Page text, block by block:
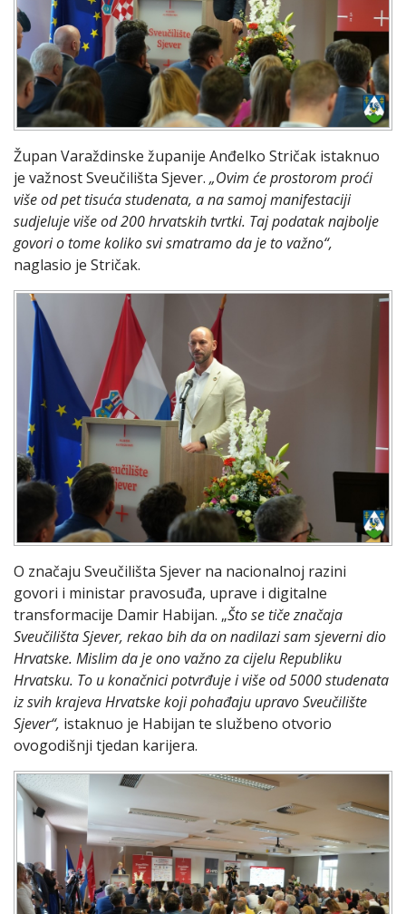
Župan Varaždinske županije Anđelko Stričak istaknuo
je važnost Sveučilišta Sjever. „Ovim će prostorom proći
više od pet tisuća studenata, a na samoj manifestaciji
sudjeluje više od 200 hrvatskih tvrtki. Taj podatak najbolje
govori o tome koliko svi smatramo da je to važno“,
naglasio je Stričak.
O značaju Sveučilišta Sjever na nacionalnoj razini
govori i ministar pravosuđa, uprave i digitalne
transformacije Damir Habijan. „Što se tiče značaja
Sveučilišta Sjever, rekao bih da on nadilazi sam sjeverni dio
Hrvatske. Mislim da je ono važno za cijelu Republiku
Hrvatsku. To u konačnici potvrđuje i više od 5000 studenata
iz svih krajeva Hrvatske koji pohađaju upravo Sveučilište
Sjever“, istaknuo je Habijan te službeno otvorio
ovogodišnji tjedan karijera.